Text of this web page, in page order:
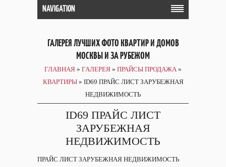
NAVIGATION
ГАЛЕРЕЯ ЛУЧШИХ ФОТО КВАРТИР И ДОМОВ
МОСКВЫ И ЗА РУБЕЖОМ
ГЛАВНАЯ » ГАЛЕРЕЯ » ПРАЙСЫ ПРОДАЖА »
КВАРТИРЫ» ID69 ПРАЙС ЛИСТ ЗАРУБЕЖНАЯ
НЕДВИЖИМОСТЬ
ID69 ПРАЙС ЛИСТ
ЗАРУБЕЖНАЯ
НЕДВИЖИМОСТЬ
ПРАЙС ЛИСТ ЗАРУБЕЖНАЯ НЕДВИЖИМОСТЬ